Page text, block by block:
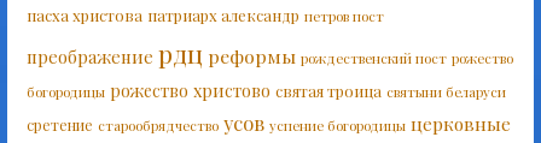
пасха христова патриарх александр петров пост
преображение рдц реформы рождественский пост рожество
богородицы рожество христово святая троица святыни беларуси
сретение старообрядчество усов успение богородицы церковные